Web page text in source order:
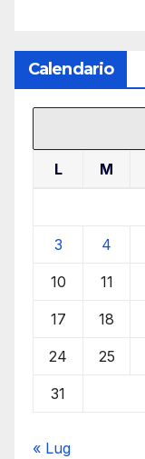
Calendario
L M
3 4
10 11
17 18
24 25
31
« Lug